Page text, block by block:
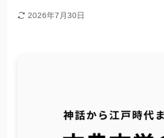
2026年7月30日